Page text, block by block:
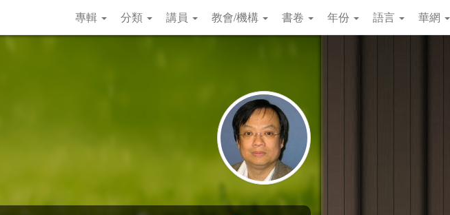
專輯 分類 講員 教會/機構 書卷 年份 語言 華網